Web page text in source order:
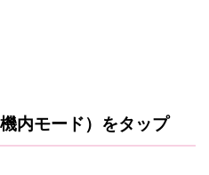
内モード）をタップ